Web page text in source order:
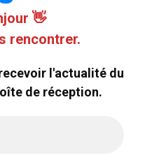
👋
rencontrer.
l'actualité du
de réception.